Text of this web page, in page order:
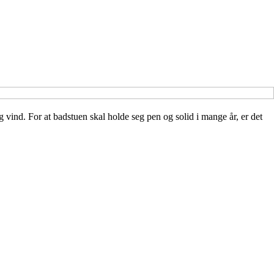
For at badstuen skal holde seg pen og solid i mange år, er det